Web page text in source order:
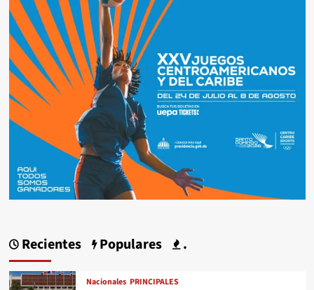
Recientes Populares .
Nacionales PRINCIPALES